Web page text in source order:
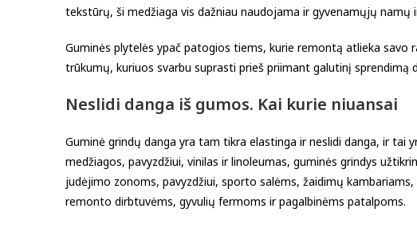
tekstūrų, ši medžiaga vis dažniau naudojama ir gyvenamųjų namų
Guminės plytelės ypač patogios tiems, kurie remontą atlieka savo
trūkumų, kuriuos svarbu suprasti prieš priimant galutinį
Neslidi danga iš gumos. Kai kurie niuansai
Guminė grindų danga yra tam tikra elastinga ir neslidi danga, ir tai
medžiagos, pavyzdžiui, vinilas ir linoleumas, guminės grindys
judėjimo zonoms, pavyzdžiui, sporto salėms, žaidimų
remonto dirbtuvėms, gyvulių fermoms ir pagalbinėms patalpoms.